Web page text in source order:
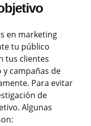
en marketing
tu público
tus clientes
campañas de
Para evitar
de
Algunas